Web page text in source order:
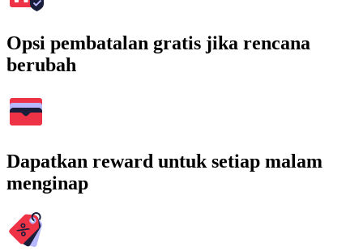
Opsi pembatalan gratis jika rencana
berubah
Dapatkan reward untuk setiap malam
menginap